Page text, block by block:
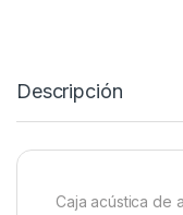
Descripción
Caja acústica de